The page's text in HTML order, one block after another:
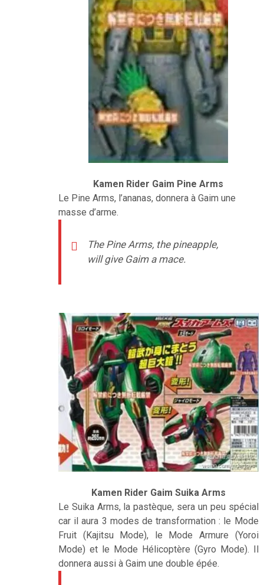
Kamen Rider Gaim Pine Arms
Le Pine Arms, l’ananas, donnera à Gaim une
masse d’arme.
The Pine Arms, the pineapple,
will give Gaim a mace.
Kamen Rider Gaim Suika Arms
Le Suika Arms, la pastèque, sera un peu spécial
car il aura 3 modes de transformation : le Mode
Fruit (Kajitsu Mode), le Mode Armure (Yoroi
Mode) et le Mode Hélicoptère (Gyro Mode). Il
donnera aussi à Gaim une double épée.